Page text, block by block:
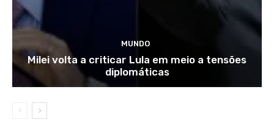
MUNDO
Milei volta a criticar Lula em meio a tensões
diplomáticas